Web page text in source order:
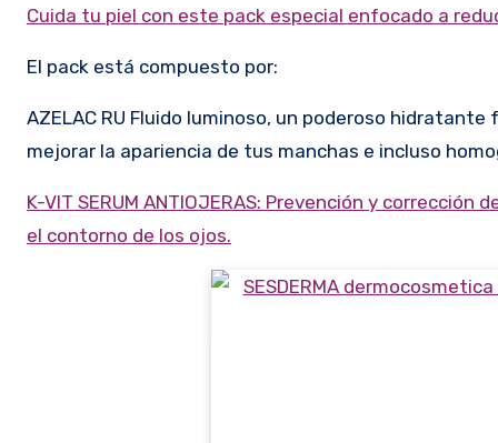
Cuida tu piel con este pack especial enfocado a
El pack está compuesto por:
AZELAC RU Fluido luminoso, un poderoso
mejorar la apariencia de tus manchas e incluso
K-VIT SERUM ANTIOJERAS: Prevención y
el contorno de los ojos.